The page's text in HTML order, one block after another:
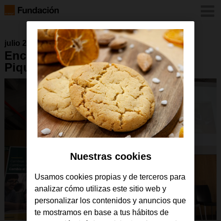
julio 2018
Encuentro GarageLab, Padre
Piquer
Nuestras cookies
Usamos cookies propias y de terceros para
analizar cómo utilizas este sitio web y
personalizar los contenidos y anuncios que
te mostramos en base a tus hábitos de